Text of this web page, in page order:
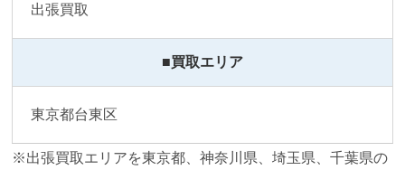
出張買取
■買取エリア
東京都台東区
※出張買取エリアを東京都、神奈川県、埼玉県、千葉県の